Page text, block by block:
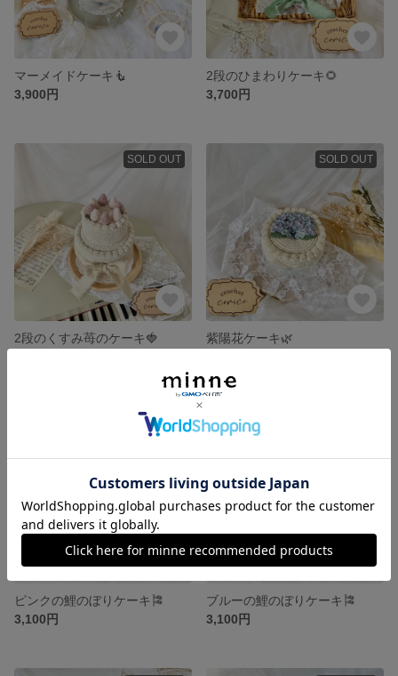
マーメイドケーキ🧜
3,900円
2段のひまわりケーキ🌻
3,700円
SOLD OUT
2段のくすみ苺のケーキ🍓
SOLD OUT
紫陽花ケーキ🌿
SOLD OUT
ピンクの鯉のぼりケーキ🎏
3,100円
ブルーの鯉のぼりケーキ🎏
3,100円